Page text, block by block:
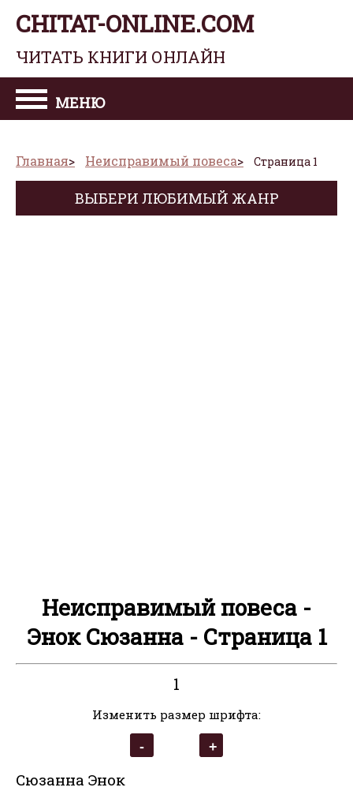
CHITAT-ONLINE.COM
ЧИТАТЬ КНИГИ ОНЛАЙН
МЕНЮ
Главная Неисправимый повеса Страница 1
ВЫБЕРИ ЛЮБИМЫЙ ЖАНР
Неисправимый повеса -
Энок Сюзанна - Страница 1
1
Изменить размер шрифта:
Сюзанна Энок